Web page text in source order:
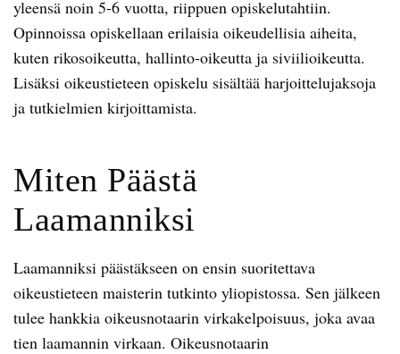
yleensä noin 5-6 vuotta, riippuen opiskelutahtiin.
Opinnoissa opiskellaan erilaisia oikeudellisia aiheita,
kuten rikosoikeutta, hallinto-oikeutta ja siviilioikeutta.
Lisäksi oikeustieteen opiskelu sisältää harjoittelujaksoja
ja tutkielmien kirjoittamista.
Miten Päästä
Laamanniksi
Laamanniksi päästäkseen on ensin suoritettava
oikeustieteen maisterin tutkinto yliopistossa. Sen jälkeen
tulee hankkia oikeusnotaarin virkakelpoisuus, joka avaa
tien laamannin virkaan. Oikeusnotaarin